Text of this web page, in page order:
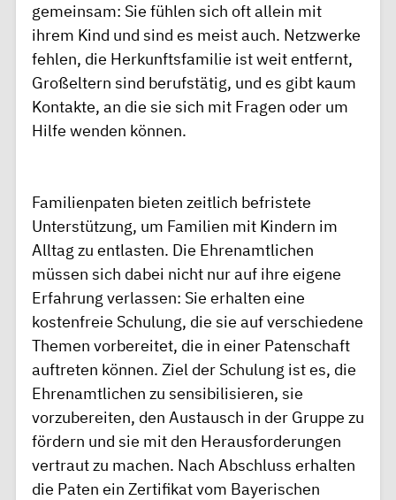
gemeinsam: Sie fühlen sich oft allein mit
ihrem Kind und sind es meist auch. Netzwerke
fehlen, die Herkunftsfamilie ist weit entfernt,
Großeltern sind berufstätig, und es gibt kaum
Kontakte, an die sie sich mit Fragen oder um
Hilfe wenden können.
Familienpaten bieten zeitlich befristete
Unterstützung, um Familien mit Kindern im
Alltag zu entlasten. Die Ehrenamtlichen
müssen sich dabei nicht nur auf ihre eigene
Erfahrung verlassen: Sie erhalten eine
kostenfreie Schulung, die sie auf verschiedene
Themen vorbereitet, die in einer Patenschaft
auftreten können. Ziel der Schulung ist es, die
Ehrenamtlichen zu sensibilisieren, sie
vorzubereiten, den Austausch in der Gruppe zu
fördern und sie mit den Herausforderungen
vertraut zu machen. Nach Abschluss erhalten
die Paten ein Zertifikat vom Bayerischen